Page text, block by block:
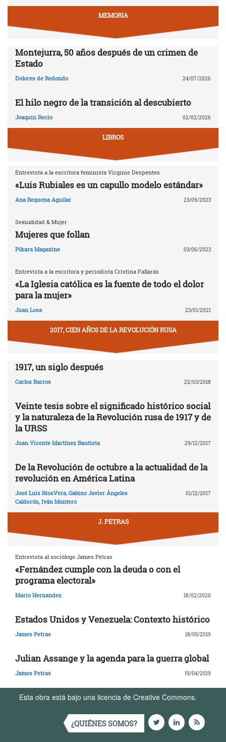
MEMORIA
Montejurra, 50 años después de un crimen de
Estado
Dolores de Redondo 24/07/2026
El hilo negro de la transición al descubierto
Joaquín Recio 02/02/2026
LIBROS
Entrevista a la escritora feminista Virginie Despentes
«Luis Rubiales es un capullo modelo estándar»
Ana Requena Aguilar 23/09/2023
Sexualidad & Mujer
Mujeres que follan
Pikara Magazine 03/06/2023
Entrevista a la escritora y periodista Cristina Fallarás
«La Iglesia católica es la fuente de todo el dolor
para la mujer»
Juan Losa 23/01/2021
2017, CIEN AÑOS DE LA REVOLUCIÓN RUSA
1917, un siglo después
Carlos Barros 22/03/2018
Veinte tesis sobre el significado histórico social
y la naturaleza de la Revolución rusa de 1917 y de
la URSS
Juan Vicente Martínez Bautista 29/12/2017
De la Revolución de octubre a la actualidad de la
revolución en América Latina
José Luis RíosVera, Gabino Javier Ángeles
Calderón, Iván Montero
01/12/2017
J. PETRAS
Entrevista al sociólogo James Petras
«Fernández cumple con la deuda o con el
programa electoral»
Mario Hernandez 18/02/2020
Estados Unidos y Venezuela: Contexto histórico
James Petras 18/05/2019
Julian Assange y la agenda para la guerra global
James Petras 19/04/2019
Esta obra está bajo una licencia de Creative Commons.
¿QUIÉNES SOMOS?